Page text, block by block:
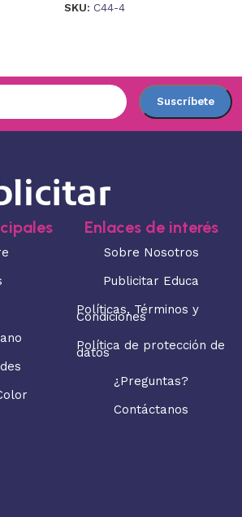
SKU: C44-4
Enlaces de interés
Sobre Nosotros
Publicitar Educa
Políticas, Términos y
Condiciones
Política de protección de
datos
¿Preguntas?
Contáctanos